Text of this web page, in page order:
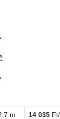
m 14 035